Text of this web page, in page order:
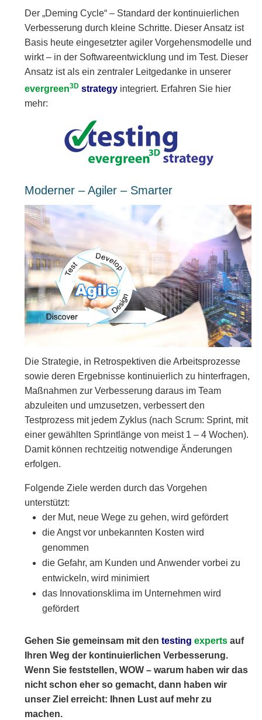
Der „Deming Cycle“ – Standard der kontinuierlichen
Verbesserung durch kleine Schritte. Dieser Ansatz ist
Basis heute eingesetzter agiler Vorgehensmodelle und
wirkt – in der Softwareentwicklung und im Test. Dieser
Ansatz ist als ein zentraler Leitgedanke in unserer
evergreen3D strategyintegriert. Erfahren Sie hier
mehr:
Moderner – Agiler – Smarter
Die Strategie, in Retrospektiven die Arbeitsprozesse
sowie deren Ergebnisse kontinuierlich zu hinterfragen,
Maßnahmen zur Verbesserung daraus im Team
abzuleiten und umzusetzen, verbessert den
Testprozess mit jedem Zyklus (nach Scrum: Sprint, mit
einer gewählten Sprintlänge von meist 1 – 4 Wochen).
Damit können rechtzeitig notwendige Änderungen
erfolgen.
Folgende Ziele werden durch das Vorgehen
unterstützt:
der Mut, neue Wege zu gehen, wird gefördert
die Angst vor unbekannten Kosten wird
genommen
die Gefahr, am Kunden und Anwender vorbei zu
entwickeln, wird minimiert
das Innovationsklima im Unternehmen wird
gefördert
Gehen Sie gemeinsam mit den testing expertsauf
Ihren Weg der kontinuierlichen Verbesserung.
Wenn Sie feststellen, WOW – warum haben wir das
nicht schon eher so gemacht, dann haben wir
unser Ziel erreicht: Ihnen Lust auf mehr zu
machen.